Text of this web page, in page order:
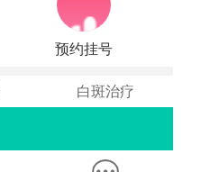
预约挂号
白斑治疗